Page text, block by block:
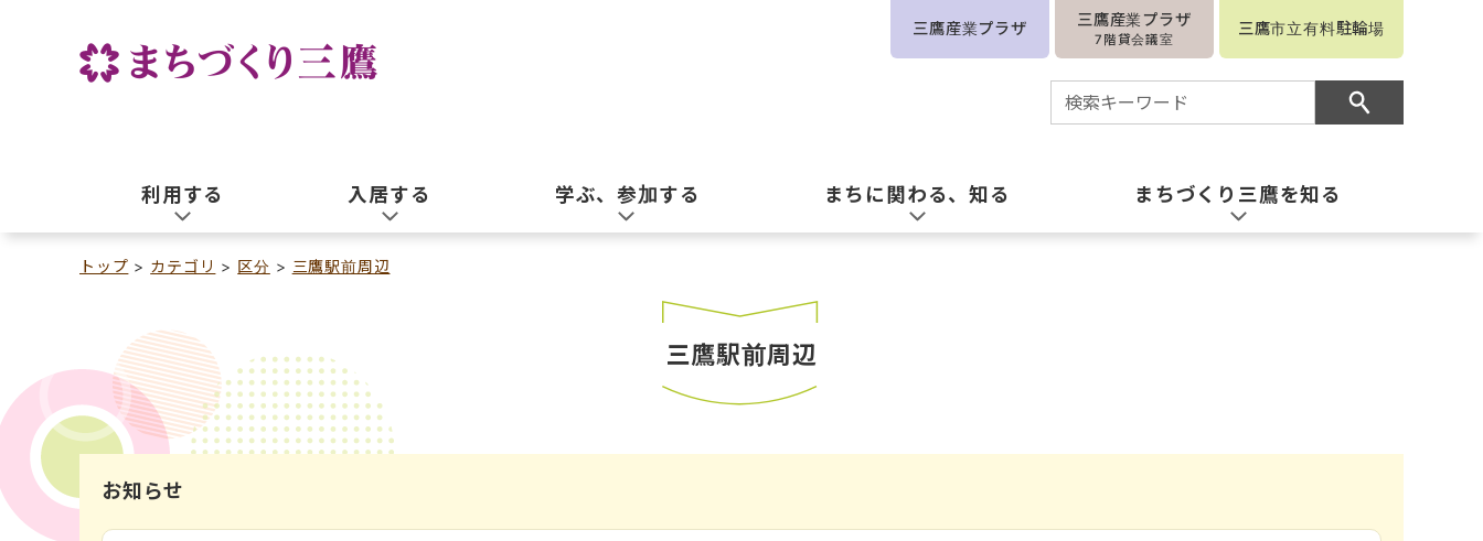
三鷹産業プラザ 三鷹産業プラザ
7階貸会議室
三鷹市立有料駐輪場
利用する 入居する 学ぶ、参加する まちに関わる、知る まちづくり三鷹を知る
トップ カテゴリ 区分 三鷹駅前周辺
三鷹駅前周辺
お知らせ